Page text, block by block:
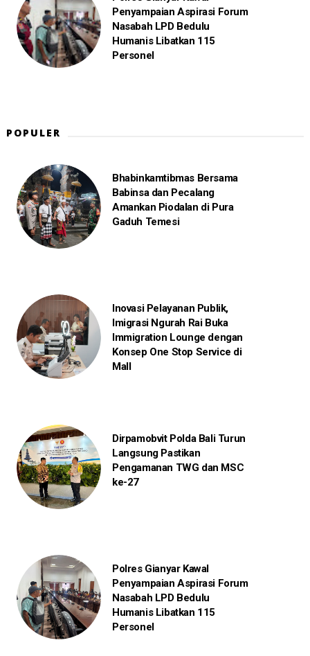
Penyampaian Aspirasi Forum
Nasabah LPD Bedulu
Humanis Libatkan 115
Personel
POPULER
Bhabinkamtibmas Bersama
Babinsa dan Pecalang
Amankan Piodalan di Pura
Gaduh Temesi
Inovasi Pelayanan Publik,
Imigrasi Ngurah Rai Buka
Immigration Lounge dengan
Konsep One Stop Service di
Mall
Dirpamobvit Polda Bali Turun
Langsung Pastikan
Pengamanan TWG dan MSC
ke-27
Polres Gianyar Kawal
Penyampaian Aspirasi Forum
Nasabah LPD Bedulu
Humanis Libatkan 115
Personel